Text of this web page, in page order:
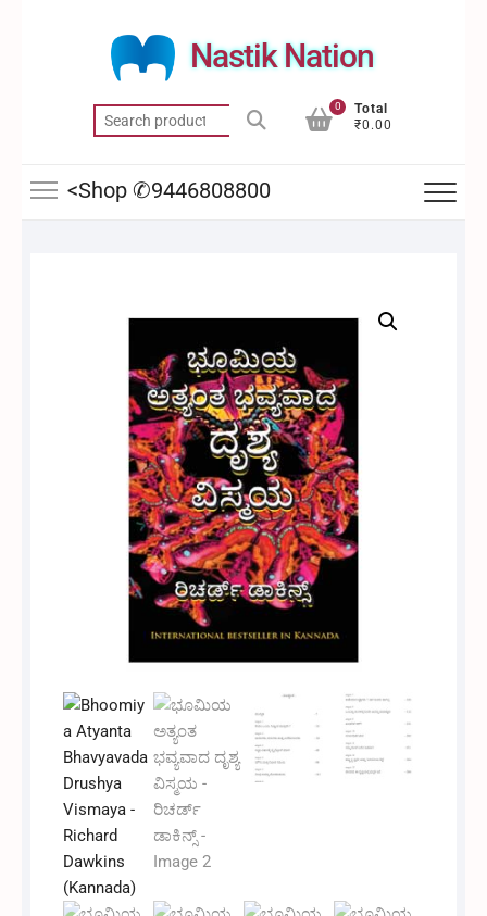
Nastik Nation
Search
for:
0
Total
₹0.00
<Shop ✆9446808800